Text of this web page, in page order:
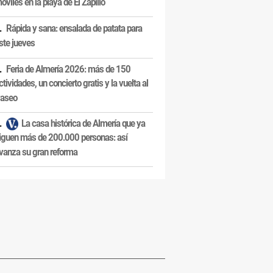
Rápida y sana: ensalada de patata para
jueves
Feria de Almería 2026: más de 150
un concierto gratis y la vuelta al
La casa histórica de Almería que ya
más de 200.000 personas: así
su gran reforma